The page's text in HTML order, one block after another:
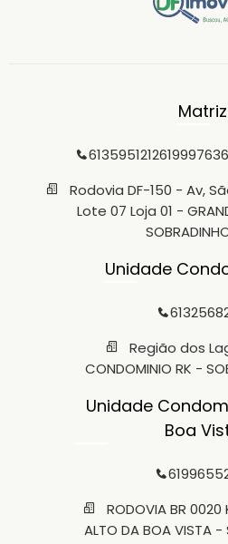
Matriz
6135951212
Rodovia DF-150 - Av,
Lote 07 Loja 01 -
Unidade
Região dos
CONDOMINIO RK -
Unidade
Boa
RODOVIA BR
ALTO DA BOA VISTA -